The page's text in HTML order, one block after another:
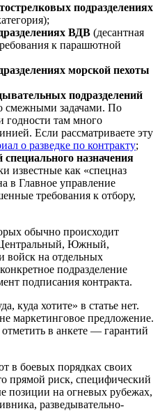
подразделениях
ВДВ (десантная
к парашютной
морской пехоты
подразделений
смежными задачами. По
годности там много
Если рассматриваете эту
о разведке по контракту;
специального назначения
известные как «спецназ
в Главное управление
требования к отбору,
обычно происходит
Южный,
войск на отдельных
подразделение
подписания контракта.
куда хотите» в статье нет.
маркетинговое предложение.
в анкете — гарантий
в боевых порядках своих
прямой риск, специфический
позиции на огневых рубежах,
разведывательно-